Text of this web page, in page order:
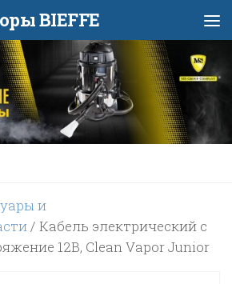
BIEFFE
и
/ Кабель электрический с
12В, Clean Vapor Junior